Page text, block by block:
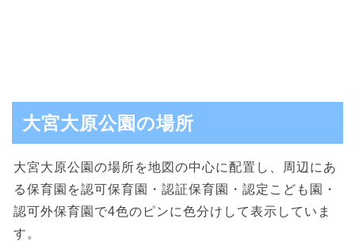
大宮大原公園の場所
大宮大原公園の場所を地図の中心に配置し、周辺にあ
る保育園を認可保育園・認証保育園・認定こども園・
認可外保育園で4色のピンに色分けして表示していま
す。